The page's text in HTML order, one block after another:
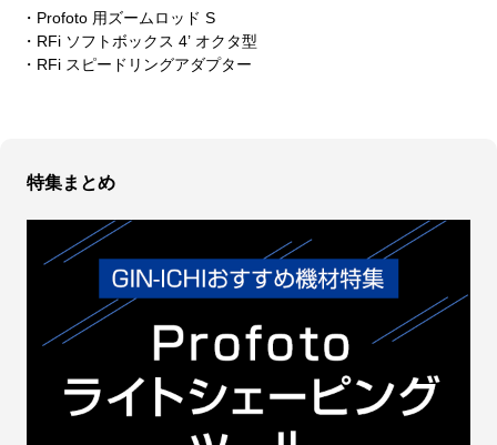
・Profoto 用ズームロッド S
・RFi ソフトボックス 4’ オクタ型
・RFi スピードリングアダプター
特集まとめ